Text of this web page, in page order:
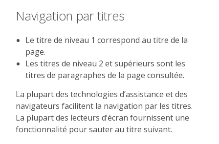
Navigation par titres
Le titre de niveau 1 correspond au titre de la
page.
Les titres de niveau 2 et supérieurs sont les
titres de paragraphes de la page consultée.
La plupart des technologies d’assistance et des
navigateurs facilitent la navigation par les titres.
La plupart des lecteurs d’écran fournissent une
fonctionnalité pour sauter au titre suivant.